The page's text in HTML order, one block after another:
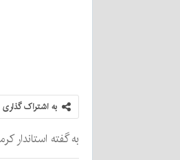
به اشتراک گذاری
به گفته